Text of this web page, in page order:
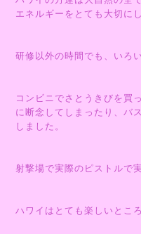
エネルギーをとても大切に
研修以外の時間でも、いろ
コンビニでさとうきびを買
に断念してしまったり、バ
しました。
射撃場で実際のピストルで
ハワイはとても楽しいとこ